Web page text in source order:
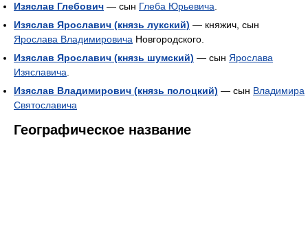
Изяслав Глебович — сын Глеба Юрьевича
Изяслав Ярославич (князь лукский) — княжич, сын
Ярослава Владимировича Новгородского.
Изяслав Ярославич (князь шумский) — сын Ярослава
Изяславича
Изяслав Владимирович (князь полоцкий) — сын Владимира
Святославича
Географическое название